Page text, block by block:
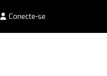
Conecte-se